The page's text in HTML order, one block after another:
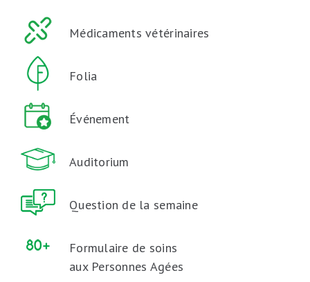
Médicaments vétérinaires
Folia
Événement
Auditorium
Question de la semaine
Formulaire de soins
aux Personnes Agées